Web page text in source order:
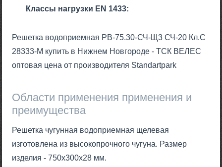
Класcы нагрузки EN 1433:
Решетка водоприемная РВ-75.30-СЧ-Щ3 СЧ-20 Кл.C
28333-М купить в Нижнем Новгороде - ТСК ВЕЛЕС
оптовая цена от производителя Standartpark
Области применения применения и
преимущества
Решетка чугунная водоприемная щелевая
изготовлена из высокопрочного чугуна. Размер
изделия - 750x300x28 мм.